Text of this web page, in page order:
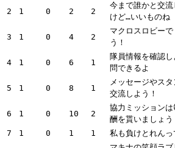
2 1 0 2 2
今まで誰かと交
けど…いいものね
3 1 0 4 2
マクロスロビー
う！
4 1 0 6 1
隊員情報を確認
問できるよ
5 1 0 8 1
メッセージやス
交流しよう！
6 1 0 10 2
協力ミッション
酬を貰いましょう
7
1 0 1 1 私も負けとれんっ